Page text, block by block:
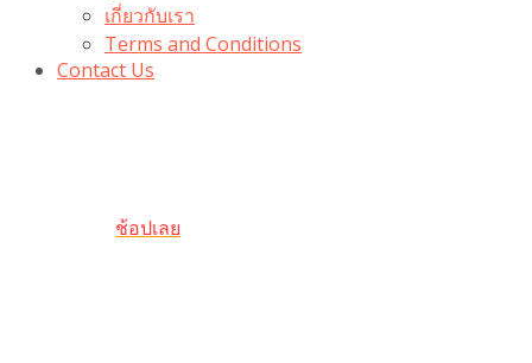
เกี่ยวกับเรา
Terms and Conditions
Contact Us
ช้อปเลย